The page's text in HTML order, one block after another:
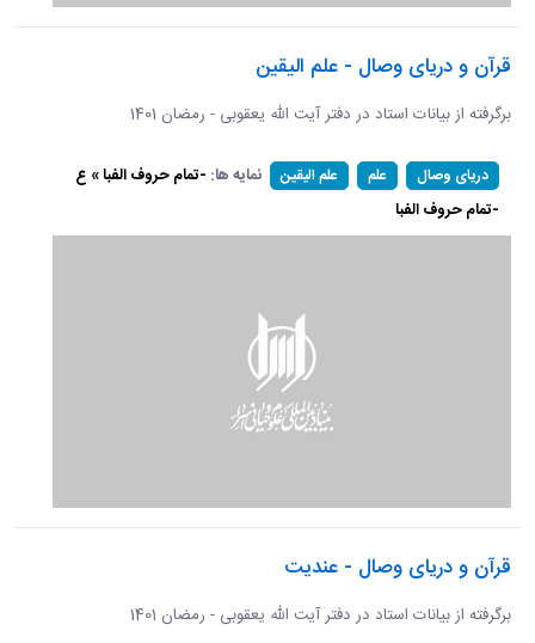
قرآن و دریای وصال - علم الیقین
برگرفته از بیانات استاد در دفتر آیت الله یعقوبی - رمضان 1401
دریای وصال علم علم الیقین نمایه ها: -تمام حروف الفبا » ع
-تمام حروف الفبا
قرآن و دریای وصال - عندیت
برگرفته از بیانات استاد در دفتر آیت الله یعقوبی - رمضان 1401